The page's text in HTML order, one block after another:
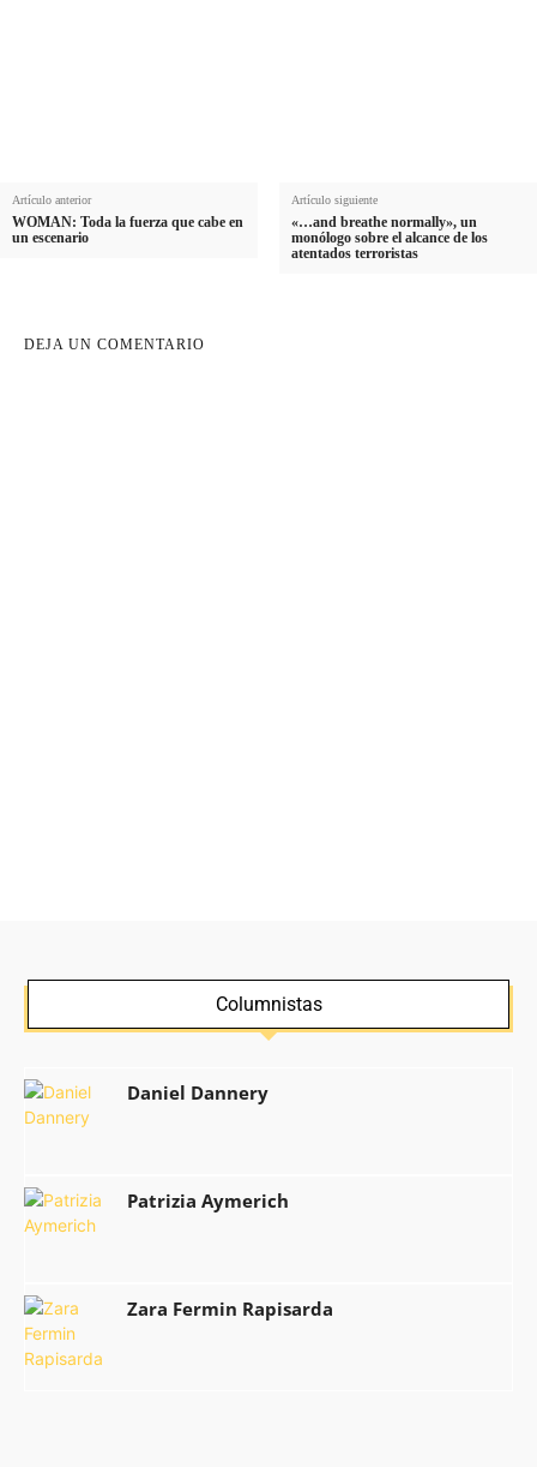
Artículo anterior
WOMAN: Toda la fuerza que cabe en
un escenario
Artículo siguiente
«…and breathe normally», un
monólogo sobre el alcance de los
atentados terroristas
DEJA UN COMENTARIO
Columnistas
Daniel Dannery
Patrizia Aymerich
Zara Fermin Rapisarda